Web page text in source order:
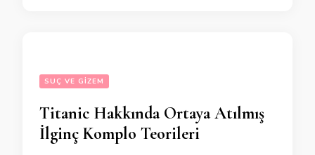
SUÇ VE GIZEM
Titanic Hakkında Ortaya Atılmış
İlginç Komplo Teorileri